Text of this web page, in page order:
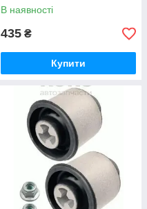
В наявності
435 ₴
Купити